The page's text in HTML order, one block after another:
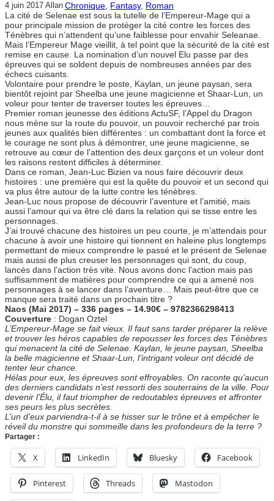
4 juin 2017 Allan Chronique, Fantasy, Roman
La cité de Selenae est sous la tutelle de l’Empereur-Mage qui a
pour principale mission de protéger la cité contre les forces des
Ténèbres qui n’attendent qu’une faiblesse pour envahir Seleanae.
Mais l’Empereur Mage vieillit, à tel point que la sécurité de la cité est
remise en cause. La nomination d’un nouvel Elu passe par des
épreuves qui se soldent depuis de nombreuses années par des
échecs cuisants.
Volontaire pour prendre le poste, Kaylan, un jeune paysan, sera
bientôt rejoint par Sheelba une jeune magicienne et Shaar-Lun, un
voleur pour tenter de traverser toutes les épreuves…
Premier roman jeunesse des éditions ActuSF, l’Appel du Dragon
nous mène sur la route du pouvoir, un pouvoir recherché par trois
jeunes aux qualités bien différentes : un combattant dont la force et
le courage ne sont plus à démontrer, une jeune magicienne, se
retrouve au cœur de l’attention des deux garçons et un voleur dont
les raisons restent difficiles à déterminer.
Dans ce roman, Jean-Luc Bizien va nous faire découvrir deux
histoires : une première qui est la quête du pouvoir et un second qui
va plus être autour de la lutte contre les ténèbres.
Jean-Luc nous propose de découvrir l’aventure et l’amitié, mais
aussi l’amour qui va être clé dans la relation qui se tisse entre les
personnages.
J’ai trouvé chacune des histoires un peu courte, je m’attendais pour
chacune à avoir une histoire qui tiennent en haleine plus longtemps
permettant de mieux comprendre le passé et le présent de Selenae
mais aussi de plus creuser les personnages qui sont, du coup,
lancés dans l’action très vite. Nous avons donc l’action mais pas
suffisamment de matières pour comprendre ce qui a amené nos
personnages à se lancer dans l’aventure… Mais peut-être que ce
manque sera traité dans un prochain titre ?
Naos (Mai 2017) – 336 pages – 14.90€ – 9782366298413
Couverture : Dogan Oztel
L’Empereur-Mage se fait vieux. Il faut sans tarder préparer la relève
et trouver les héros capables de repousser les forces des Ténèbres
qui menacent la cité de Selenae. Kaylan, le jeune paysan, Sheelba
la belle magicienne et Shaar-Lun, l’intrigant voleur ont décidé de
tenter leur chance.
Hélas pour eux, les épreuves sont effroyables. On raconte qu’aucun
des derniers candidats n’est ressorti des souterrains de la ville. Pour
devenir l’Élu, il faut triompher de redoutables épreuves et affronter
ses peurs les plus secrètes.
L’un d’eux parviendra-t-il à se hisser sur le trône et à empêcher le
réveil du monstre qui sommeille dans les profondeurs de la terre ?
Partager :
X LinkedIn Bluesky Facebook
Pinterest Threads Mastodon